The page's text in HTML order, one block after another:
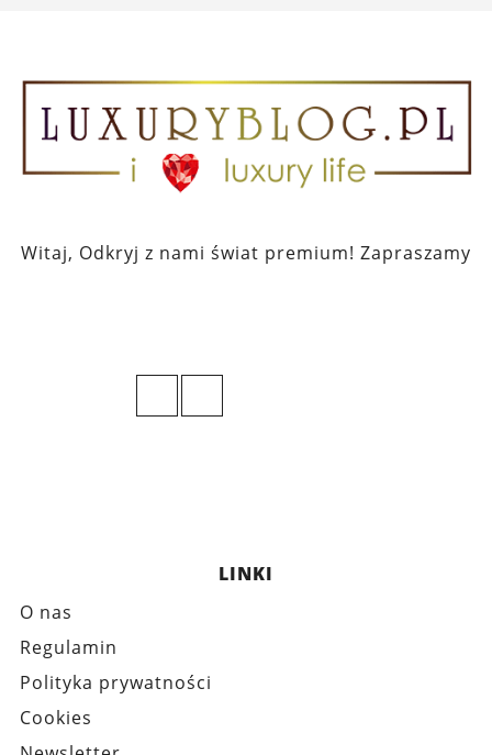
Witaj, Odkryj z nami świat premium! Zapraszamy
LINKI
O nas
Regulamin
Polityka prywatności
Cookies